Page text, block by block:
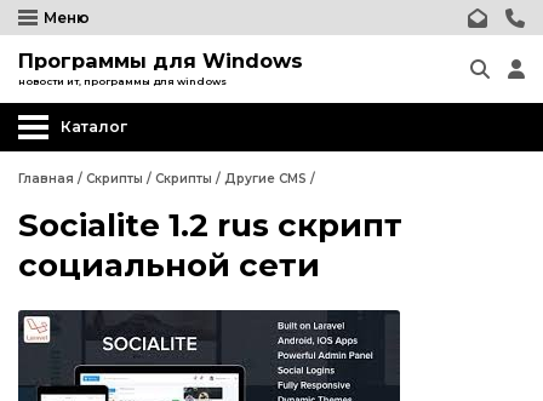
Меню
Программы для Windows
новости ит, программы для windows
Каталог
Wordpress
Главная / Скрипты / Скрипты / Другие CMS /
Socialite 1.2 rus скрипт
социальной сети
Wordpress
Joomla
Другие CMS
Web-Мастеру